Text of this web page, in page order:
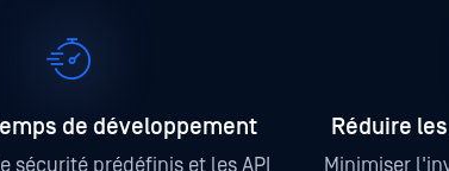
de développement
sécurité prédéfinis et les API
Réduire
Minimiser